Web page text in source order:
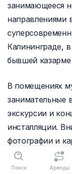
занимающееся
направлениями
Калининграде,
бывшей
В помещениях
занимательные
экскурсии и
инсталляции.
фотографии и
коллекции
Поиск Аренды